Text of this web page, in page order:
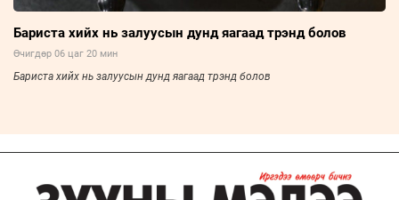
Бариста хийх нь залуусын дунд яагаад трэнд болов
Өчигдөр 06 цаг 20 мин
Бариста хийх нь залуусын дунд яагаад трэнд болов